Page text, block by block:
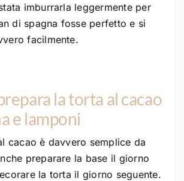
imburrarla leggermente per
di spagna fosse perfetto e si
facilmente.
la torta al cacao
e lamponi
cacao è davvero semplice da
preparare la base il giorno
la torta il giorno seguente.